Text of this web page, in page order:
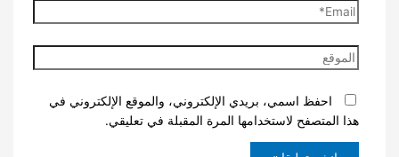
Email*
الموقع
احفظ اسمي، بريدي الإلكتروني، والموقع الإلكتروني في
هذا المتصفح لاستخدامها المرة المقبلة في تعليقي.